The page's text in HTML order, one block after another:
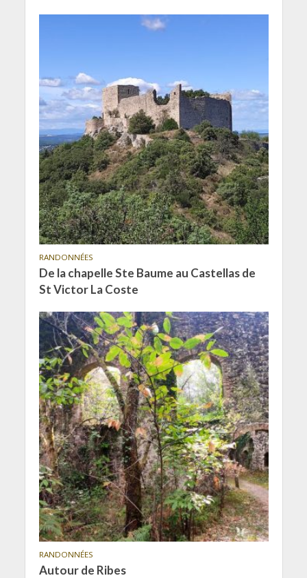
RANDONNÉES
De la chapelle Ste Baume au Castellas de
St Victor La Coste
RANDONNÉES
Autour de Ribes